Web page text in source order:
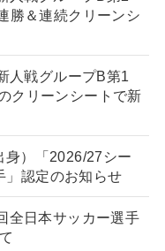
勝＆連続クリーンシ
人戦グループB第1
クリーンシートで新
身）「2026/27シー
」認定のお知らせ
全日本サッカー選手